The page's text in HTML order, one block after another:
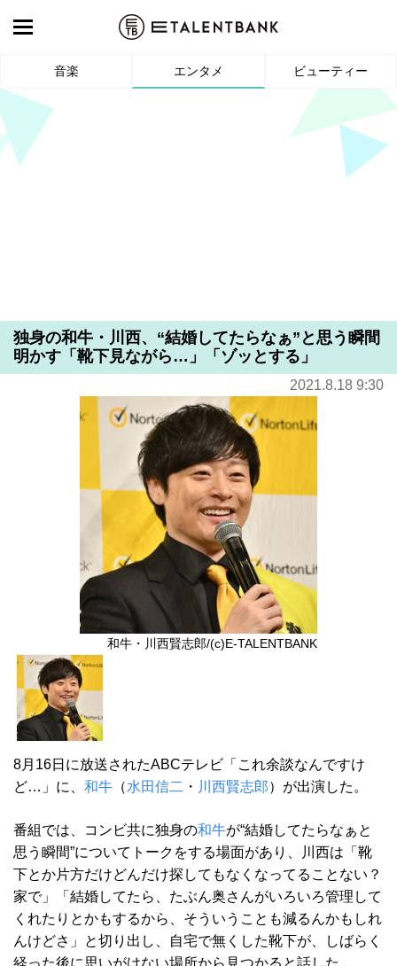
音楽 エンタメ ビューティー
独身の和牛・川西、“結婚してたらなぁ”と思う瞬間
明かす「靴下見ながら…」「ゾッとする」
2021.8.18 9:30
和牛・川西賢志郎/(c)E-TALENTBANK
8月16日に放送されたABCテレビ「これ余談なんですけ
ど…」に、 和牛 （水田信二 ・ 川西賢志郎）が出演した。
番組では、コンビ共に独身の和牛が“結婚してたらなぁと
思う瞬間”についてトークをする場面があり、川西は「靴
下とか片方だけどんだけ探してもなくなってることない？
家で」「結婚してたら、たぶん奥さんがいろいろ管理して
くれたりとかもするから、そういうことも減るんかもしれ
んけどさ」と切り出し、自宅で無くした靴下が、しばらく
経った後に思いがけない場所から見つかると話した。